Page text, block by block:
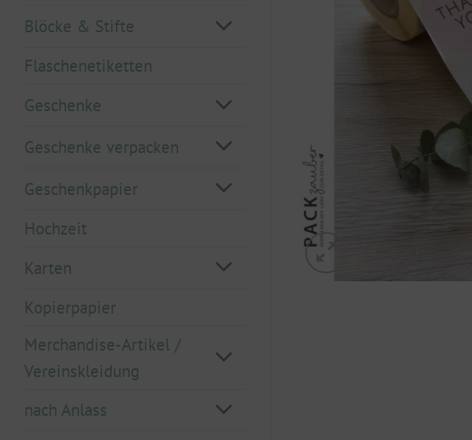
Blöcke & Stifte
Flaschenetiketten
Geschenke
Geschenke verpacken
Geschenkpapier
Hochzeit
Karten
Kopierpapier
Merchandise-Artikel /
Vereinskleidung
nach Anlass